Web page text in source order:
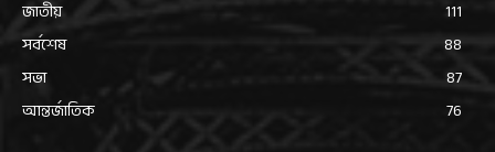
জাতীয়
111
সর্বশেষ
88
সভা
87
আন্তর্জাতিক
76